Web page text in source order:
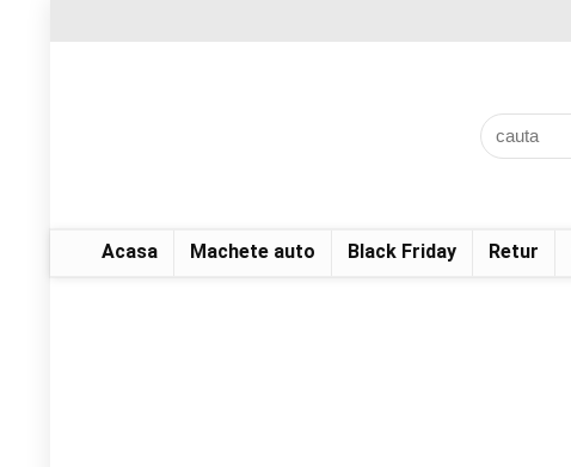
Acasa Machete auto Black Friday Retur